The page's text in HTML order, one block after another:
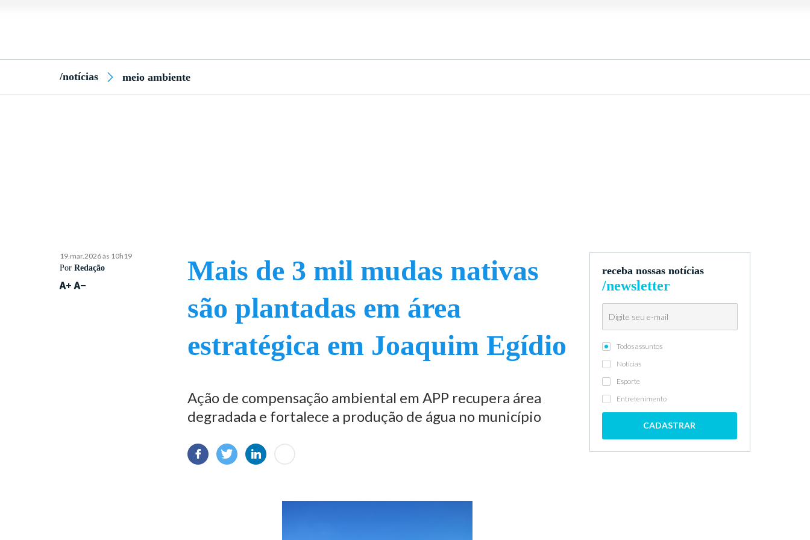
/notícias meio ambiente
19.mar.2026 às 10h19
PorRedação
Mais de 3 mil mudas nativas
são plantadas em área
estratégica em Joaquim Egídio
Ação de compensação ambiental em APP recupera área
degradada e fortalece a produção de água no município
receba nossas notícias
/newsletter
Todos assuntos
Notícias
Esporte
Entretenimento
CADASTRAR